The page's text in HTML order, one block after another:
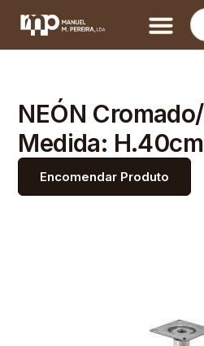
NEÓN
Medida:
Encomendar Produto